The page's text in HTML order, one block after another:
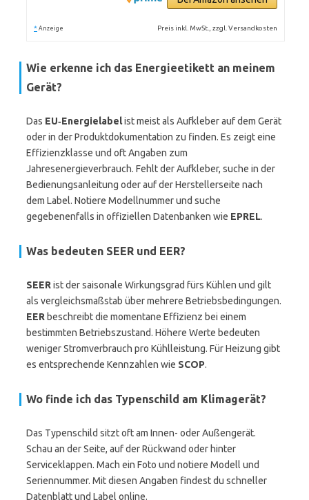
* Anzeige Preis inkl. MwSt., zzgl. Versandkosten
Wie erkenne ich das Energieetikett an meinem
Gerät?
Das EU‑Energielabelist meist als Aufkleber auf dem Gerät
oder in der Produktdokumentation zu finden. Es zeigt eine
Effizienzklasse und oft Angaben zum
Jahresenergieverbrauch. Fehlt der Aufkleber, suche in der
Bedienungsanleitung oder auf der Herstellerseite nach
dem Label. Notiere Modellnummer und suche
gegebenenfalls in offiziellen Datenbanken wie EPREL.
Was bedeuten SEER und EER?
SEER ist der saisonale Wirkungsgrad fürs Kühlen und gilt
als vergleichsmaßstab über mehrere Betriebsbedingungen.
EER beschreibt die momentane Effizienz bei einem
bestimmten Betriebszustand. Höhere Werte bedeuten
weniger Stromverbrauch pro Kühlleistung. Für Heizung gibt
es entsprechende Kennzahlen wie SCOP.
Wo finde ich das Typenschild am Klimagerät?
Das Typenschild sitzt oft am Innen- oder Außengerät.
Schau an der Seite, auf der Rückwand oder hinter
Serviceklappen. Mach ein Foto und notiere Modell und
Seriennummer. Mit diesen Angaben findest du schneller
Datenblatt und Label online.